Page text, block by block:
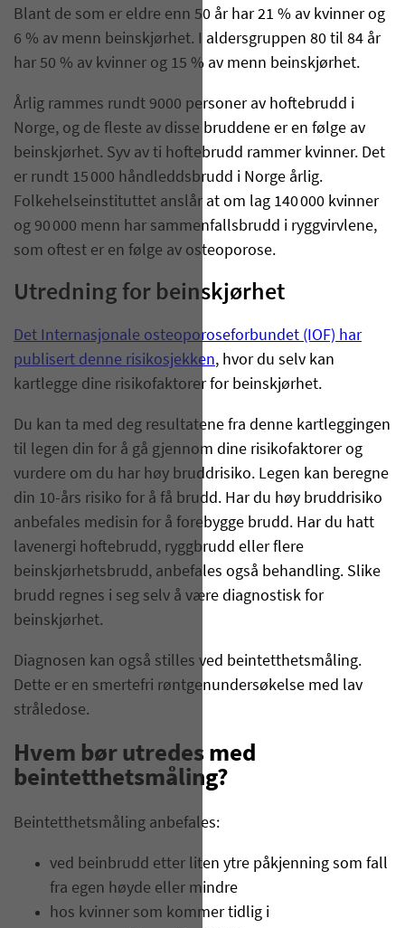
Blant de som er eldre enn 50 år har 21 % av kvinner og
6 % av menn beinskjørhet. I aldersgruppen 80 til 84 år
har 50 % av kvinner og 15 % av menn beinskjørhet.
Årlig rammes rundt 9000 personer av hoftebrudd i
Norge, og de fleste av disse bruddene er en følge av
beinskjørhet. Syv av ti hoftebrudd rammer kvinner. Det
er rundt 15 000 håndleddsbrudd i Norge årlig.
Folkehelseinstituttet anslår at om lag 140 000 kvinner
og 90 000 menn har sammenfallsbrudd i ryggvirvlene,
som oftest er en følge av osteoporose.
Utredning for beinskjørhet
Det Internasjonale osteoporoseforbundet (IOF) har
publisert denne risikosjekken, hvor du selv kan
kartlegge dine risikofaktorer for beinskjørhet.
Du kan ta med deg resultatene fra denne kartleggingen
til legen din for å gå gjennom dine risikofaktorer og
vurdere om du har høy bruddrisiko. Legen kan beregne
din 10-års risiko for å få brudd. Har du høy bruddrisiko
anbefales medisin for å forebygge brudd. Har du hatt
lavenergi hoftebrudd, ryggbrudd eller flere
beinskjørhetsbrudd, anbefales også behandling. Slike
brudd regnes i seg selv å være diagnostisk for
beinskjørhet.
Diagnosen kan også stilles ved beintetthetsmåling.
Dette er en smertefri røntgenundersøkelse med lav
stråledose.
Hvem bør utredes med
beintetthetsmåling?
Beintetthetsmåling anbefales:
ved beinbrudd etter liten ytre påkjenning som fall
fra egen høyde eller mindre
hos kvinner som kommer tidlig i